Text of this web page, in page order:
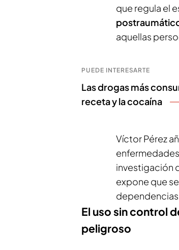
que regula el
aquellas
PUEDE INTERESARTE
Las drogas más
receta y la cocaína
Víctor Pérez
investigación
expone que
El uso sin control
peligroso